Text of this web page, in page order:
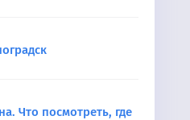
Что посмотреть, где